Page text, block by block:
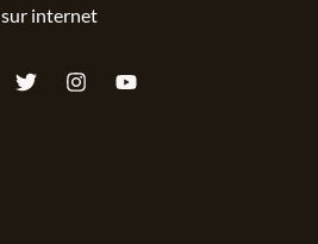
sur internet